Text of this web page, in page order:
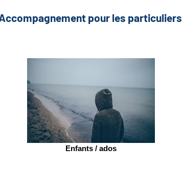
pour les particuliers
Enfants / ados